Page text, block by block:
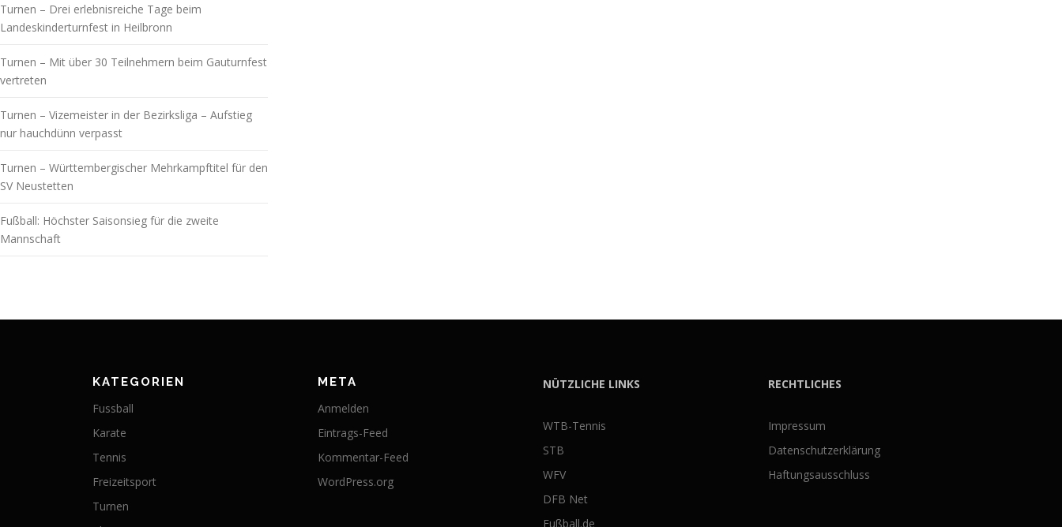
Turnen – Drei erlebnisreiche Tage beim
Landeskinderturnfest in Heilbronn
Turnen – Mit über 30 Teilnehmern beim Gauturnfest
vertreten
Turnen – Vizemeister in der Bezirksliga – Aufstieg
nur hauchdünn verpasst
Turnen – Württembergischer Mehrkampftitel für den
SV Neustetten
Fußball: Höchster Saisonsieg für die zweite
Mannschaft
KATEGORIEN
Fussball
Karate
Tennis
Freizeitsport
Turnen
META
Anmelden
Eintrags-Feed
Kommentar-Feed
WordPress.org
NÜTZLICHE LINKS
WTB-Tennis
STB
WFV
DFB Net
Fußball.de
RECHTLICHES
Impressum
Datenschutzerklärung
Haftungsausschluss